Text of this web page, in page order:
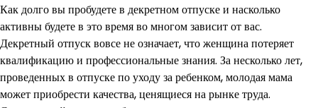
Как долго вы пробудете в декретном отпуске и насколько
активны будете в это время во многом зависит от вас.
Декретный отпуск вовсе не означает, что женщина потеряет
квалификацию и профессиональные знания. За несколько лет,
проведенных в отпуске по уходу за ребенком, молодая мама
может приобрести качества, ценящиеся на рынке труда.